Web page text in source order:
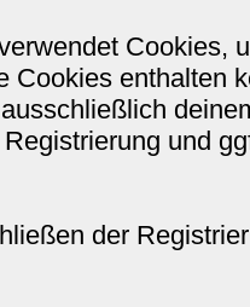
Cookies,
Cookies enthalten
und
der